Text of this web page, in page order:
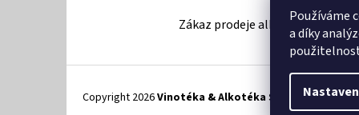
Používáme
a díky
Zákaz prodeje alkoholu
Copyright 2026Vinotéka & Alkotéka Style . Všechna